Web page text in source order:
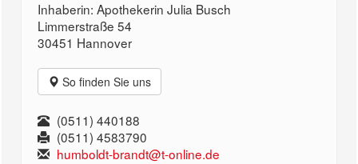
Inhaberin: Apothekerin Julia Busch
Limmerstraße 54
30451 Hannover
So finden Sie uns
(0511) 440188
(0511) 4583790
humboldt-brandt@t-online.de